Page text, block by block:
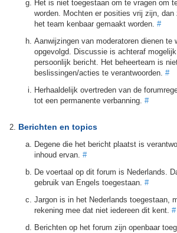
Het is niet toegestaan om te vragen om
worden. Mochten er posities vrij zijn, dan
het team kenbaar gemaakt worden. #
Aanwijzingen van moderatoren dienen te
opgevolgd. Discussie is achteraf
persoonlijk bericht. Het beheerteam is
beslissingen/acties te verantwoorden. #
Herhaaldelijk overtreden van de
tot een permanente verbanning. #
Berichten en topics
Degene die het bericht plaatst is
inhoud ervan. #
De voertaal op dit forum is Nederlands.
gebruik van Engels toegestaan. #
Jargon is in het Nederlands toegestaan,
rekening mee dat niet iedereen dit kent. #
Berichten op het forum zijn openbaar